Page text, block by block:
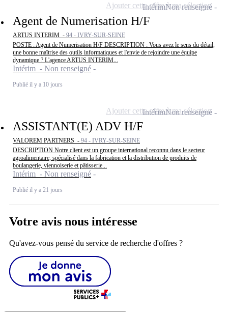
Agent de Numerisation H/F
ARTUS INTERIM - 94 - IVRY-SUR-SEINE
POSTE : Agent de Numerisation H/F DESCRIPTION : Vous avez le sens du détail,
une bonne maîtrise des outils informatiques et l'envie de rejoindre une équipe
dynamique ? L'agence ARTUS INTERIM...
Intérim - Non renseigné
Publié il y a 10 jours
IntérimNon renseigné
Ajouter cette offre à ma sélection
ASSISTANT(E) ADV H/F
VALOREM PARTNERS - 94 - IVRY-SUR-SEINE
DESCRIPTION Notre client est un groupe international reconnu dans le secteur
agroalimentaire, spécialisé dans la fabrication et la distribution de produits de
boulangerie, viennoiserie et pâtisserie...
Intérim - Non renseigné
Publié il y a 21 jours
IntérimNon renseigné
Ajouter cette offre à ma sélection
Votre avis nous intéresse
Qu'avez-vous pensé du service de recherche d'offres ?